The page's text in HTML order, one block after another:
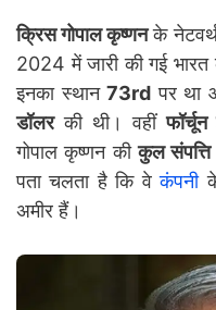
क्रिस गोपाल कृष्णनके
2024 में जारी की गई
इनका स्थान73rd पर था
डॉलरकी थी। वहींफॉर्चून
गोपाल कृष्णन कीकुल
पता चलता है कि वेकंपनी
अमीर हैं।